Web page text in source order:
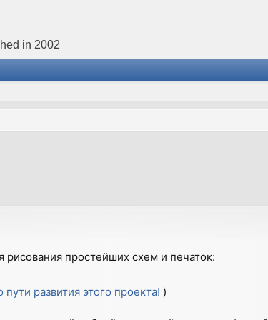
in 2002
простейших схем и печаток:
пути развития этого проекта! )